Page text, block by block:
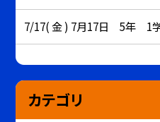
7/17( 金 ) 7月17日 5年 1
カテゴリ